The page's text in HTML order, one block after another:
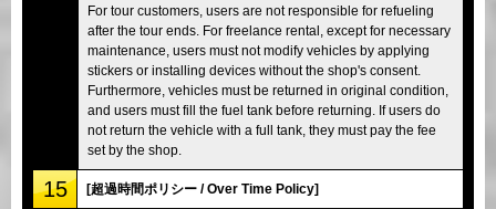
For tour customers, users are not responsible for refueling
after the tour ends. For freelance rental, except for necessary
maintenance, users must not modify vehicles by applying
stickers or installing devices without the shop's consent.
Furthermore, vehicles must be returned in original condition,
and users must fill the fuel tank before returning. If users do
not return the vehicle with a full tank, they must pay the fee
set by the shop.
15 [超過時間ポリシー / Over Time Policy]